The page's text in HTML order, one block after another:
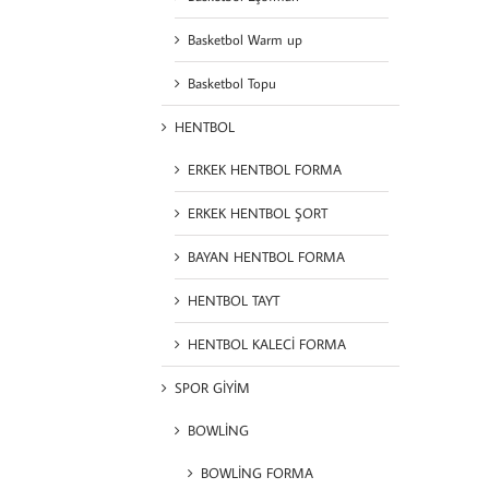
Basketbol Warm up
Basketbol Topu
HENTBOL
ERKEK HENTBOL FORMA
ERKEK HENTBOL ŞORT
BAYAN HENTBOL FORMA
HENTBOL TAYT
HENTBOL KALECİ FORMA
SPOR GİYİM
BOWLİNG
BOWLİNG FORMA